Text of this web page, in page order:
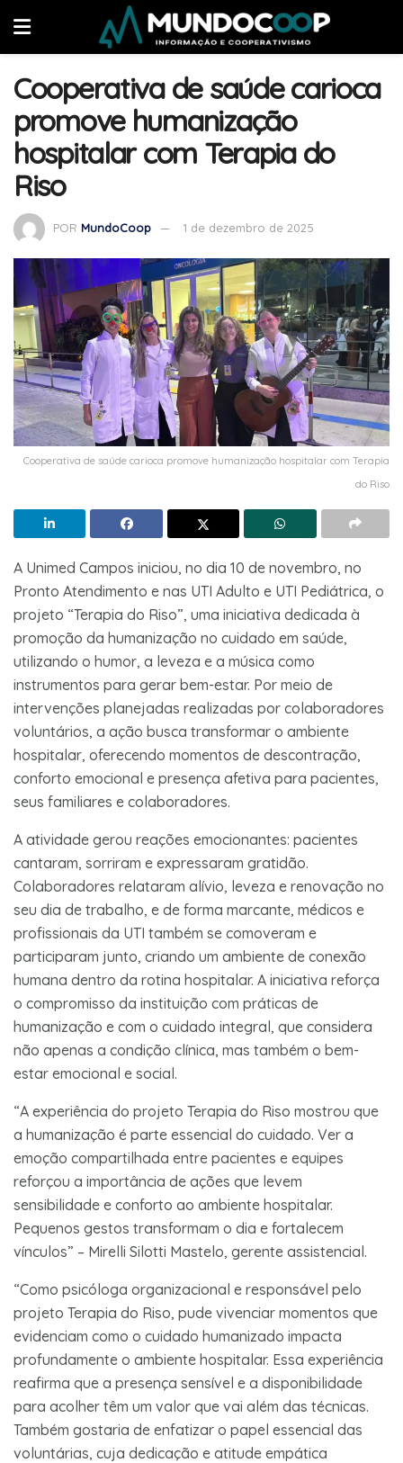
Cooperativa de saúde carioca
promove humanização
hospitalar com Terapia do
Riso
POR MundoCoop 1 de dezembro de 2025
Cooperativa de saúde carioca promove humanização hospitalar com Terapia
do Riso
A Unimed Campos iniciou, no dia 10 de novembro, no
Pronto Atendimento e nas UTI Adulto e UTI Pediátrica, o
projeto “Terapia do Riso”, uma iniciativa dedicada à
promoção da humanização no cuidado em saúde,
utilizando o humor, a leveza e a música como
instrumentos para gerar bem-estar. Por meio de
intervenções planejadas realizadas por colaboradores
voluntários, a ação busca transformar o ambiente
hospitalar, oferecendo momentos de descontração,
conforto emocional e presença afetiva para pacientes,
seus familiares e colaboradores.
A atividade gerou reações emocionantes: pacientes
cantaram, sorriram e expressaram gratidão.
Colaboradores relataram alívio, leveza e renovação no
seu dia de trabalho, e de forma marcante, médicos e
profissionais da UTI também se comoveram e
participaram junto, criando um ambiente de conexão
humana dentro da rotina hospitalar. A iniciativa reforça
o compromisso da instituição com práticas de
humanização e com o cuidado integral, que considera
não apenas a condição clínica, mas também o bem-
estar emocional e social.
“A experiência do projeto Terapia do Riso mostrou que
a humanização é parte essencial do cuidado. Ver a
emoção compartilhada entre pacientes e equipes
reforçou a importância de ações que levem
sensibilidade e conforto ao ambiente hospitalar.
Pequenos gestos transformam o dia e fortalecem
vínculos” – Mirelli Silotti Mastelo, gerente assistencial.
“Como psicóloga organizacional e responsável pelo
projeto Terapia do Riso, pude vivenciar momentos que
evidenciam como o cuidado humanizado impacta
profundamente o ambiente hospitalar. Essa experiência
reafirma que a presença sensível e a disponibilidade
para acolher têm um valor que vai além das técnicas.
Também gostaria de enfatizar o papel essencial das
voluntárias, cuja dedicação e atitude empática